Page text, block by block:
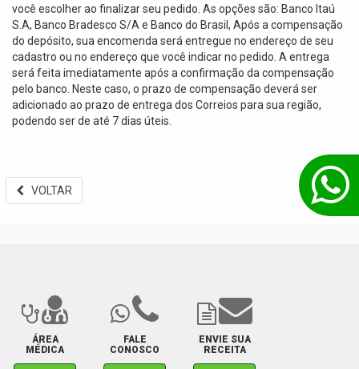
você escolher ao finalizar seu pedido. As opções são: Banco Itaú
S.A, Banco Bradesco S/A e Banco do Brasil, Após a compensação
do depósito, sua encomenda será entregue no endereço de seu
cadastro ou no endereço que você indicar no pedido. A entrega
será feita imediatamente após a confirmação da compensação
pelo banco. Neste caso, o prazo de compensação deverá ser
adicionado ao prazo de entrega dos Correios para sua região,
podendo ser de até 7 dias úteis.
VOLTAR
ÁREA
MÉDICA
FALE
CONOSCO
ENVIE SUA
RECEITA